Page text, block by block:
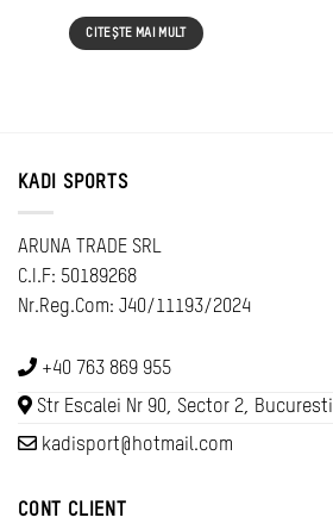
CITEȘTE MAI MULT
KADI SPORTS
ARUNA TRADE SRL
C.I.F: 50189268
Nr.Reg.Com: J40/11193/2024
+40 763 869 955
Str Escalei Nr 90, Sector 2, Bucuresti
kadisport@hotmail.com
CONT CLIENT